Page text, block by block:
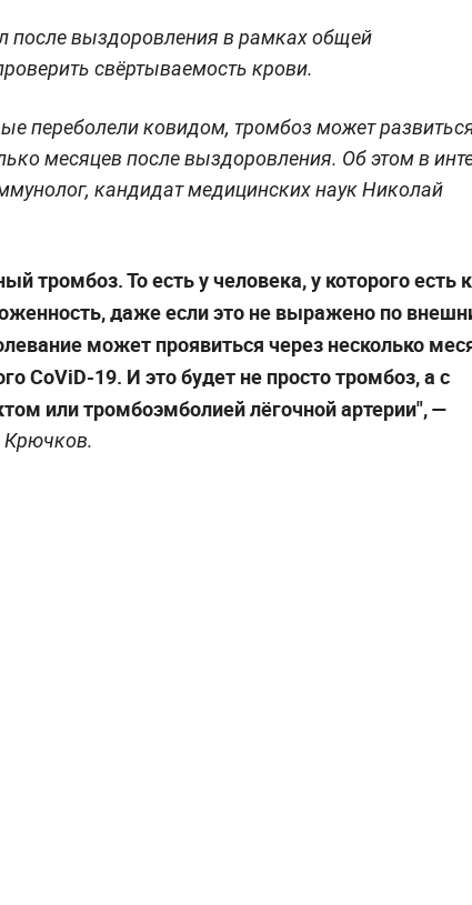
после выздоровления в рамках общей
свёртываемость крови.
переболели ковидом, тромбоз может
месяцев после выздоровления. Об этом в
кандидат медицинских наук Николай
тромбоз. То есть у человека, у которого есть к
даже если это не выражено по
может проявиться через несколько
CoViD-19. И это будет не просто тромбоз, а с
или тромбоэмболией лёгочной артерии",—
Крючков.